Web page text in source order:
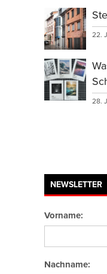
22.
28.
NEWSLETTER
Vorname:
Nachname: